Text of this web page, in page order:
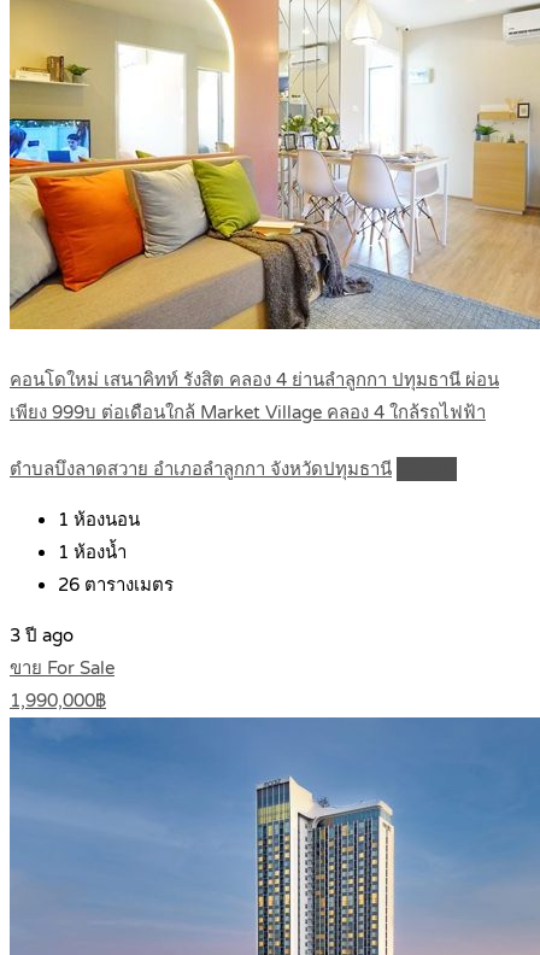
คอนโดใหม่ เสนาคิทท์ รังสิต คลอง 4 ย่านลำลูกกา ปทุมธานี ผ่อน
เพียง 999บ ต่อเดือนใกล้ Market Village คลอง 4 ใกล้รถไฟฟ้า
ตำบลบึงลาดสวาย อำเภอลำลูกกา จังหวัดปทุมธานี
1 ห้องนอน
1 ห้องน้ำ
26 ตารางเมตร
3 ปี ago
ขาย For Sale
1,990,000฿